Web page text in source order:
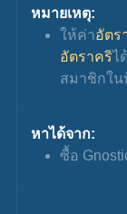
หมายเหตุ:
ให้ค่าอัตร
อัตราคริไ
สมาชิกใน
หาได้จาก:
ซื้อ